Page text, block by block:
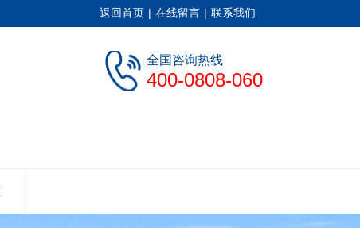
返回首页 | 在线留言 | 联系我们
全国咨询热线
400-0808-060